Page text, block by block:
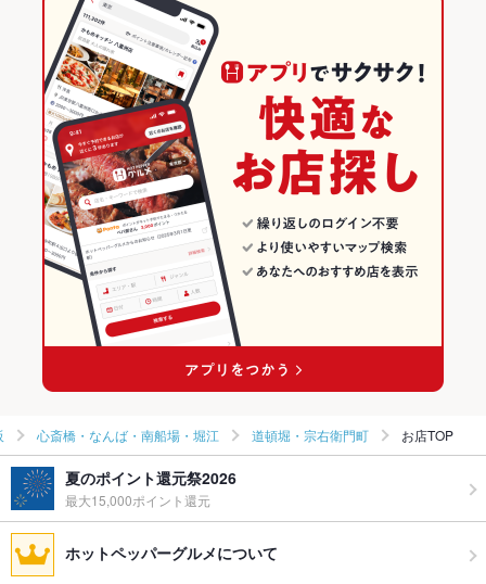
バリアフリ
なし
駐車場 なし ：近隣にコインパーキング有り
TV・プロジ
ェクタ
あり
英語メニュ
あり
その他設備 オープンテラス有り
飲み放題 なし
食べ放題
お子様連れ お子様連れ歓迎
ウェディン
グパーティ
ー二次会
－
備考 －
大阪 × 粉もの全般
大阪の粉もの全般ランキング
心斎橋・なんば・南船場・堀江のグルメランキング
心斎橋・なんば・南船場・堀江のお好み焼き・もんじゃランキン
心斎橋・なんば・南船場・堀江の粉もの全般ランキング
道頓堀・宗右衛門町のグルメランキング
道頓堀・宗右衛門町のお好み焼き・もんじゃランキング
心斎橋・なんば・南船場・堀江 道頓堀・宗右衛門町 お店TOP
夏のポイント還元祭2026
最大15,000ポイント還元
ホットペッパーグルメについて